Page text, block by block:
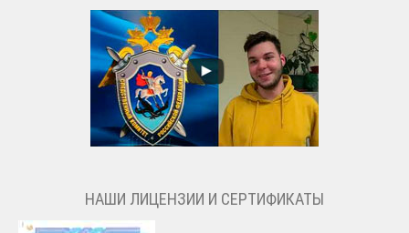
НАШИ ЛИЦЕНЗИИ И СЕРТИФИКАТЫ